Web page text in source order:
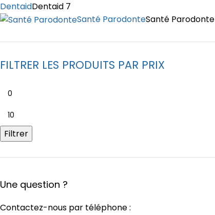
DentaidDentaid 7
Santé ParodonteSanté Parodonte
FILTRER LES PRODUITS PAR PRIX
Filtrer
Une question ?
Contactez-nous par téléphone :